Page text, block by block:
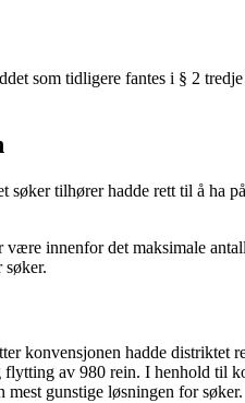
som tidligere fantes i § 2
tilhører hadde rett til å ha
innenfor det maksimale
søker.
konvensjonen hadde distriktet
av 980 rein. I henhold til
gunstige løsningen for søker.